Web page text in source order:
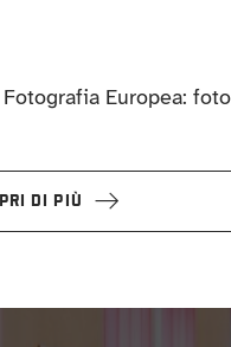
Europea:
DI PIÙ